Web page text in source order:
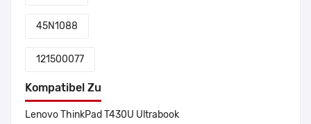
45N1088
121500077
Kompatibel Zu
Lenovo ThinkPad T430U Ultrabook